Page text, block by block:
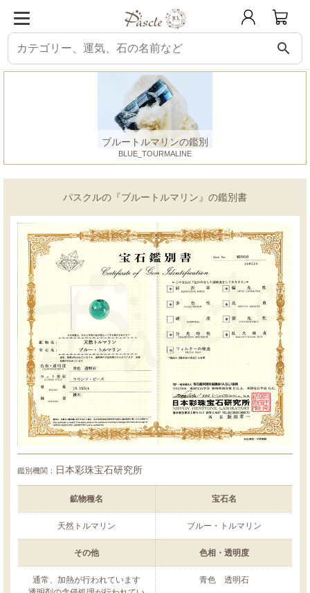
search
パスクル 鑑別書 ブルートルマリン
ブルートルマリンの鑑別
BLUE_TOURMALINE
パスクルの『ブルートルマリン』の鑑別書
鑑別機関： 日本彩珠宝石研究所
鉱物種名 宝石名
天然トルマリン ブルー・トルマリン
その他 色相・透明度
通常、加熱が行われています
青色 透明石